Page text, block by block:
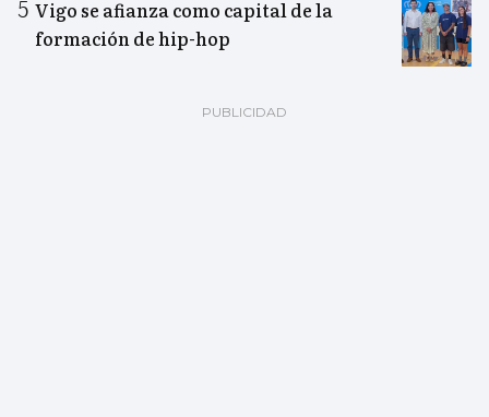
Vigo se afianza como capital de la
formación de hip-hop